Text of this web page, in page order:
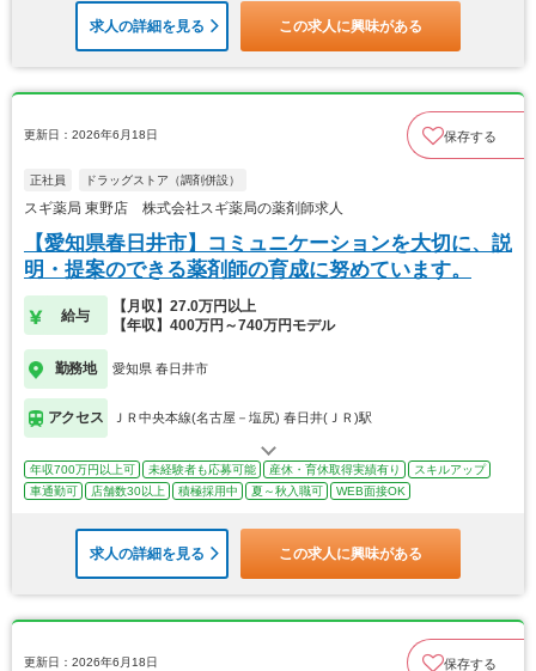
求人の詳細を見る この求人に興味がある
更新日：2026年6月18日 保存する
正社員 ドラッグストア（調剤併設）
スギ薬局 東野店 株式会社スギ薬局の薬剤師求人
【愛知県春日井市】コミュニケーションを大切に、説
明・提案のできる薬剤師の育成に努めています。
給与
【月収】27.0万円以上
【年収】400万円～740万円モデル
勤務地 愛知県 春日井市
アクセス ＪＲ中央本線(名古屋－塩尻) 春日井(ＪＲ)駅
年収700万円以上可 未経験者も応募可能 産休・育休取得実績有り
スキルアップ
車通勤可
店舗数30以上 積極採用中 夏～秋入職可 WEB面接OK
求人の詳細を見る この求人に興味がある
更新日：2026年6月18日 保存する